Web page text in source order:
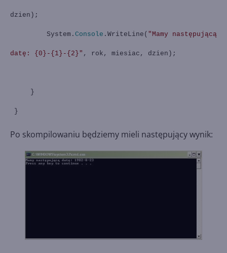
dzien);
System. Console .WriteLine( "Mamy następującą
datę: {0}-{1}-{2}" , rok, miesiac, dzien);
}
}
Po skompilowaniu będziemy mieli następujący wynik: